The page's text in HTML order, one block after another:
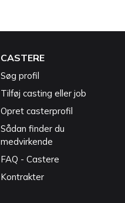
CASTERE
Søg profil
Tilføj casting eller job
Opret casterprofil
Sådan finder du
medvirkende
FAQ - Castere
Kontrakter